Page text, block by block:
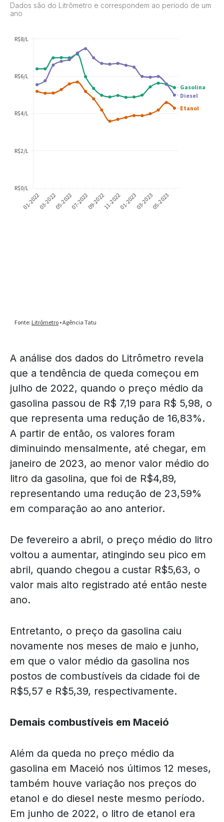
Dados são do Litrômetro e correspondem ao periodo de um
ano
A análise dos dados do Litrômetro revela
que a tendência de queda começou em
julho de 2022, quando o preço médio da
gasolina passou de R$ 7,19 para R$ 5,98, o
que representa uma redução de 16,83%.
A partir de então, os valores foram
diminuindo mensalmente, até chegar, em
janeiro de 2023, ao menor valor médio do
litro da gasolina, que foi de R$4,89,
representando uma redução de 23,59%
em comparação ao ano anterior.
De fevereiro a abril, o preço médio do litro
voltou a aumentar, atingindo seu pico em
abril, quando chegou a custar R$5,63, o
valor mais alto registrado até então neste
ano.
Entretanto, o preço da gasolina caiu
novamente nos meses de maio e junho,
em que o valor médio da gasolina nos
postos de combustíveis da cidade foi de
R$5,57 e R$5,39, respectivamente.
Demais combustíveis em Maceió
Além da queda no preço médio da
gasolina em Maceió nos últimos 12 meses,
também houve variação nos preços do
etanol e do diesel neste mesmo período.
Em junho de 2022, o litro de etanol era